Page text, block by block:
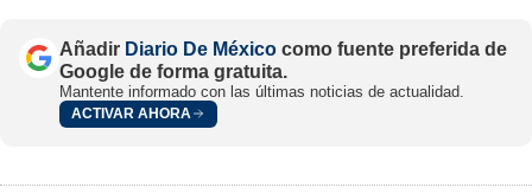
Añadir Diario De México como fuente preferida de
Google de forma gratuita.
Mantente informado con las últimas noticias de actualidad.
ACTIVAR AHORA